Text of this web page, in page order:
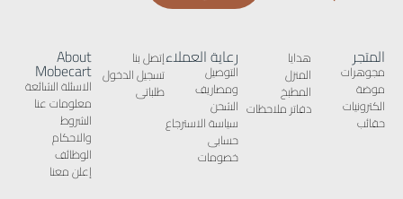
المتجر
مجوهرات
موضة
الكترونيات
حقائب
هدايا
المنزل
المطبخ
دفاتر ملاحظات
رعاية العملاء
التوصيل
ومصاريف
الشحن
سياسة الاسترجاع
حسابى
خصومات
إتصل بنا
تسجيل الدخول
طلباتى
About
Mobecart
الاسئلة الشائعة
معلومات عنا
الشروط
والاحكام
الوظائف
إعلن معنا